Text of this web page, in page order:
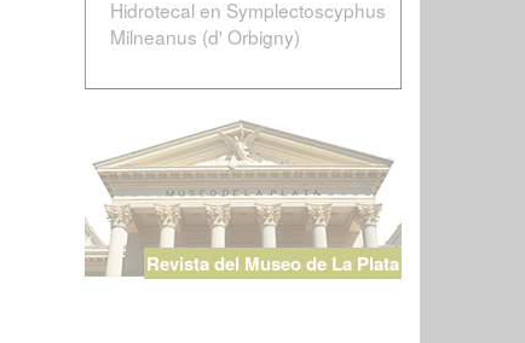
Hidrotecal en Symplectoscyphus
Milneanus (d' Orbigny)
Revista del Museo de La Plata